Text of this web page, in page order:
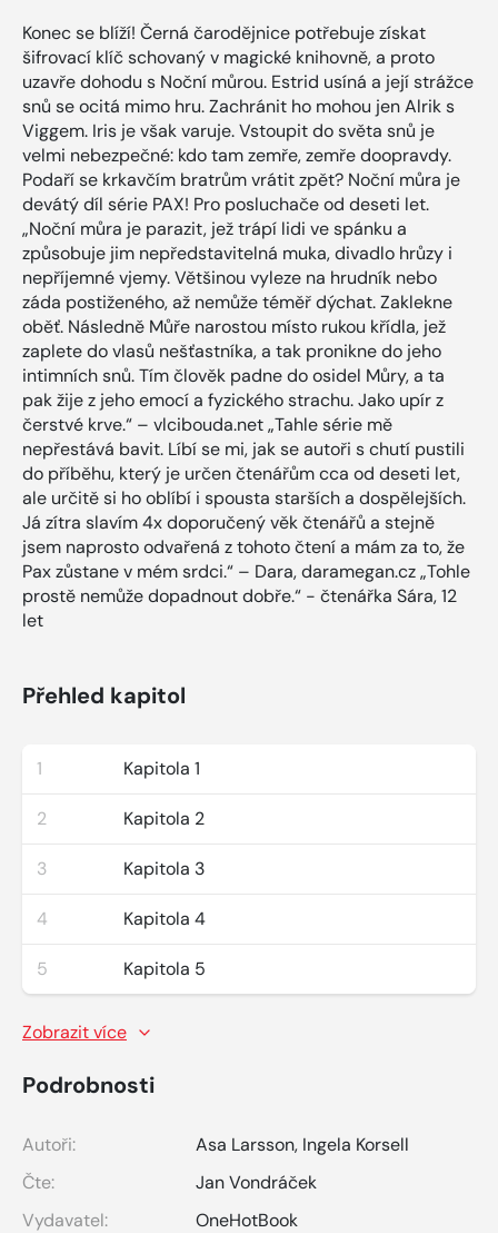
Konec se blíží! Černá čarodějnice potřebuje získat
šifrovací klíč schovaný v magické knihovně, a proto
uzavře dohodu s Noční můrou. Estrid usíná a její strážce
snů se ocitá mimo hru. Zachránit ho mohou jen Alrik s
Viggem. Iris je však varuje. Vstoupit do světa snů je
velmi nebezpečné: kdo tam zemře, zemře doopravdy.
Podaří se krkavčím bratrům vrátit zpět? Noční můra je
devátý díl série PAX! Pro posluchače od deseti let.
„Noční můra je parazit, jež trápí lidi ve spánku a
způsobuje jim nepředstavitelná muka, divadlo hrůzy i
nepříjemné vjemy. Většinou vyleze na hrudník nebo
záda postiženého, až nemůže téměř dýchat. Zaklekne
oběť. Následně Můře narostou místo rukou křídla, jež
zaplete do vlasů nešťastníka, a tak pronikne do jeho
intimních snů. Tím člověk padne do osidel Můry, a ta
pak žije z jeho emocí a fyzického strachu. Jako upír z
čerstvé krve.“ – vlcibouda.net „Tahle série mě
nepřestává bavit. Líbí se mi, jak se autoři s chutí pustili
do příběhu, který je určen čtenářům cca od deseti let,
ale určitě si ho oblíbí i spousta starších a dospělejších.
Já zítra slavím 4x doporučený věk čtenářů a stejně
jsem naprosto odvařená z tohoto čtení a mám za to, že
Pax zůstane v mém srdci.“ – Dara, daramegan.cz „Tohle
prostě nemůže dopadnout dobře.“ - čtenářka Sára, 12
let
Přehled kapitol
1 Kapitola 1
2 Kapitola 2
3 Kapitola 3
4 Kapitola 4
5 Kapitola 5
Zobrazit více
Podrobnosti
Autoři: Asa Larsson, Ingela Korsell
Čte:
Jan Vondráček
Vydavatel:
OneHotBook